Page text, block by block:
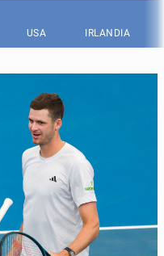
USA IRLANDIA